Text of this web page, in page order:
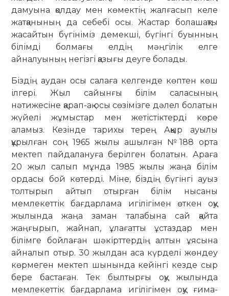
дамуына қолдау мен көмектің жалғасып келе
жатқанының да себебі осы. Жастар болашақты
жасайтын бүгініміз демекші, бүгінгі буынның
білімді болмағы елдің мәңгілік елге
айналуының негізгі қазығы деуге болады.
Біздің аудан осы салаға келгенде көптен көш
ілгері. Жыл сайынғы білім саласының
нәтижесіне қарап-ақ осы сөзімізге дәлел болатын
жүйелі жұмыстар мен жетістіктерді көре
аламыз. Кезінде та­рихы терең Аққыр ауылы
құрылған соң 1965 жылы ашылған №188 орта
мектеп пайдалануға берілген болатын. Араға
20 жыл салып мұнда 1985 жылы жаңа білім
ордасы бой көтерді. Міне, біздің бүгінгі ауыз
толтырып айтып отырған білім нысаны
мемлекеттік бағ­дарлама игілігімен өткен оқу
жылында жаңа заман талабына сай қайта
жаңғырып, жайнап, ұлағатты ұстаздар мен
білімге бойлаған шәкірттердің алтын ұясына
айналып отыр. 30 жылдан аса күрделі жөндеу
көрмеген мектеп шынында кейінгі кезде сыр
бере бастаған. Тек былтырғы оқу жылында
мемлекеттік бағдарлама игілігімен оқу ғи­ма­